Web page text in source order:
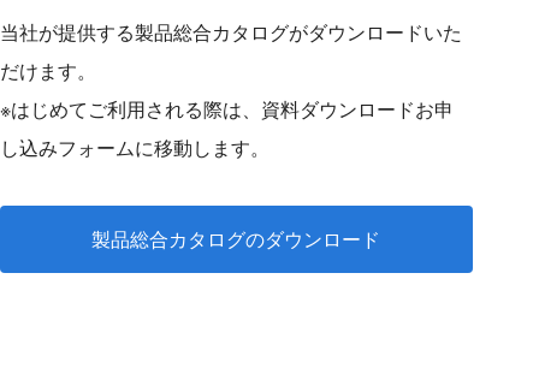
当社が提供する製品総合カタログがダウンロードいた
だけます。
※はじめてご利用される際は、資料ダウンロードお申
し込みフォームに移動します。
製品総合カタログのダウンロード